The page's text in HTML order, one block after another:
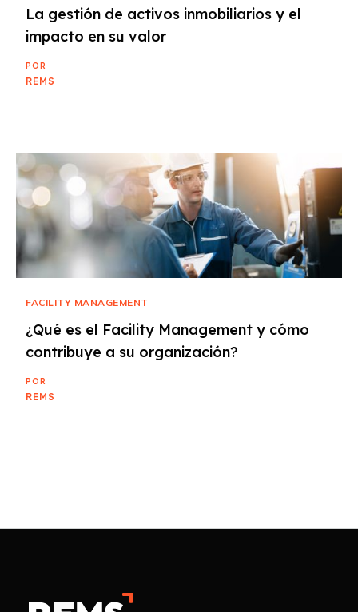
La gestión de activos inmobiliarios y el
impacto en su valor
POR
REMS
FACILITY MANAGEMENT
¿Qué es el Facility Management y cómo
contribuye a su organización?
POR
REMS